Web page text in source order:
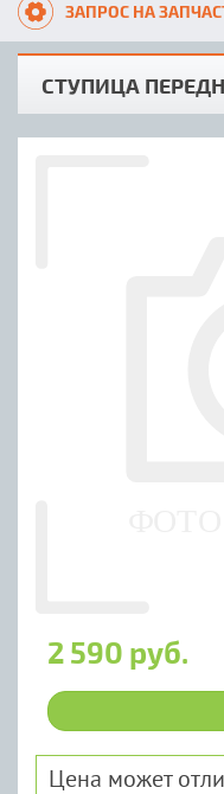
ЗАПРОС НА
СТУПИЦА
2 590 руб.
Цена может